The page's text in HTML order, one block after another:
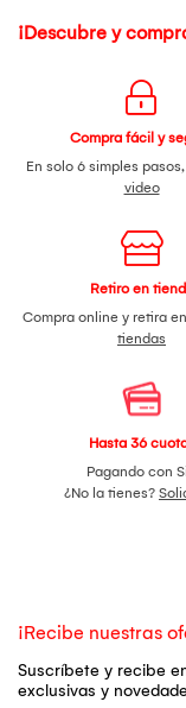
¡Descubre y
Compra fácil y
En solo 6 simples pasos,
video
Retiro en
Compra online y retira
tiendas
Hasta 36
Pagando con
¿No la tienes?
¡Recibe nuestras
Suscríbete y recibe
exclusivas y